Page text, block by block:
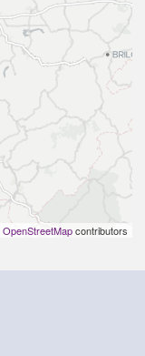
OpenStreetMapcontributors